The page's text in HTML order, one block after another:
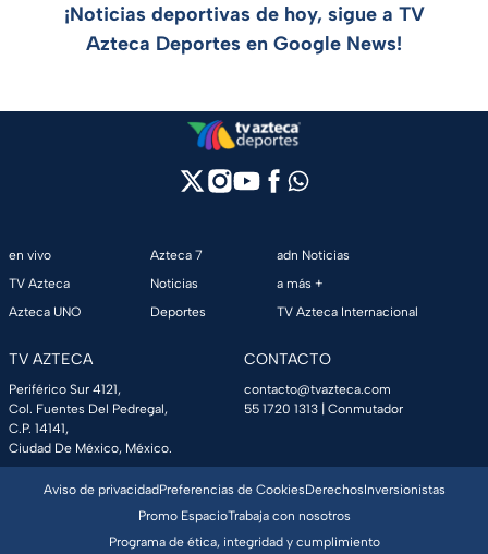
¡Noticias deportivas de hoy, sigue a TV
Azteca Deportes en Google News!
en vivo
TV Azteca
Azteca UNO
Azteca 7
Noticias
Deportes
adn Noticias
a más +
TV Azteca Internacional
TV AZTECA
Periférico Sur 4121,
Col. Fuentes Del Pedregal,
C.P. 14141,
Ciudad De México, México.
CONTACTO
contacto@tvazteca.com
55 1720 1313 | Conmutador
Aviso de privacidadPreferencias de CookiesDerechosInversionistas
Promo EspacioTrabaja con nosotros
Programa de ética, integridad y cumplimiento